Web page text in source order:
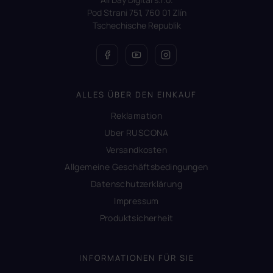
Pod Strani 751, 760 01 Zlín
Tschechische Republik
ALLES ÜBER DEN EINKAUF
Reklamation
Uber RUSCONA
Versandkosten
Allgemeine Geschäftsbedingungen
Datenschutzerklärung
Impressum
Produktsicherheit
INFORMATIONEN FÜR SIE